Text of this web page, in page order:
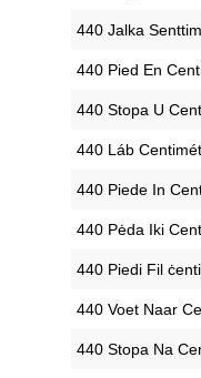
‎440 Jalka
‎440 Pied En
‎440 Stopa U
‎440 Láb
‎440 Piede In
‎440 Pėda Iki
‎440 Piedi Fil
‎440 Voet Naar
‎440 Stopa Na